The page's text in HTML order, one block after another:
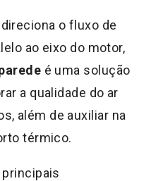
o fluxo de
ao eixo do motor,
é uma solução
a qualidade do ar
além de auxiliar na
térmico.